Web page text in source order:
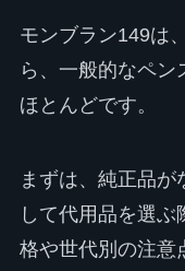
モンブラン149は
ら、一般的なペ
ほとんどです。
まずは、純正品
して代用品を選
格や世代別の注意